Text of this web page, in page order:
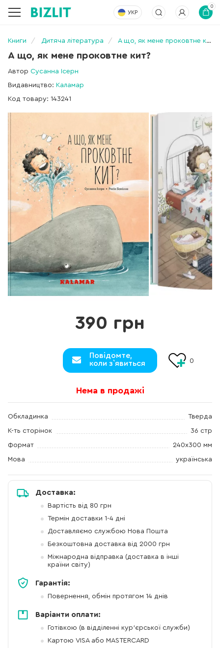
УКР
0
Книги Дитяча література А що, як мене проковтне кит?
А що, як мене проковтне кит?
Автор Сусанна Ісерн
Видавництво: Каламар
Код товару: 143241
390 грн
Повідомте,
коли з`явиться
0
Нема в продажі
Обкладинка Тверда
К-ть сторінок 36 стр
Формат 240х300 мм
Мова українська
Доставка:
Вартість від 80 грн
Термін доставки 1-4 дні
Доставляємо службою Нова Пошта
Безкоштовна доставка від 2000 грн
Міжнародна відправка (доставка в інші
країни світу)
Гарантія:
Повернення, обмін протягом 14 днів
Варіанти оплати:
Готівкою (в відділенні кур'єрської служби)
Картою VISA або MASTERCARD